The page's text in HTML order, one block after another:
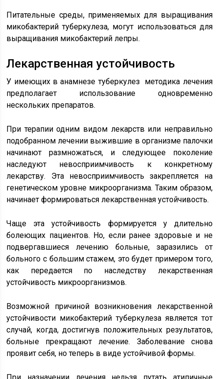
Питательные среды, применяемых для выращивания
микобактерий туберкулеза, могут использоваться для
выращивания микобактерий лепры.
Лекарственная устойчивость
У имеющих в анамнезе туберкулез методика лечения
предполагает использование одновременно
нескольких препаратов.
При терапии одним видом лекарств или неправильно
подобранном лечении выжившие в организме палочки
начинают размножаться, и следующее поколение
наследуют невосприимчивость к конкретному
лекарству. Эта невосприимчивость закрепляется на
генетическом уровне микроорганизма. Таким образом,
начинает формироваться лекарственная устойчивость.
Чаще эта устойчивость формируется у длительно
болеющих пациентов. Но, если ранее здоровые и не
подвергавшиеся лечению больные, заразились от
больного с большим стажем, это будет примером того,
как передается по наследству лекарственная
устойчивость микроорганизмов.
Возможной причиной возникновения лекарственной
устойчивости микобактерий туберкулеза является тот
случай, когда, достигнув положительных результатов,
больные прекращают лечение. Заболевание снова
проявит себя, но теперь в виде устойчивой формы.